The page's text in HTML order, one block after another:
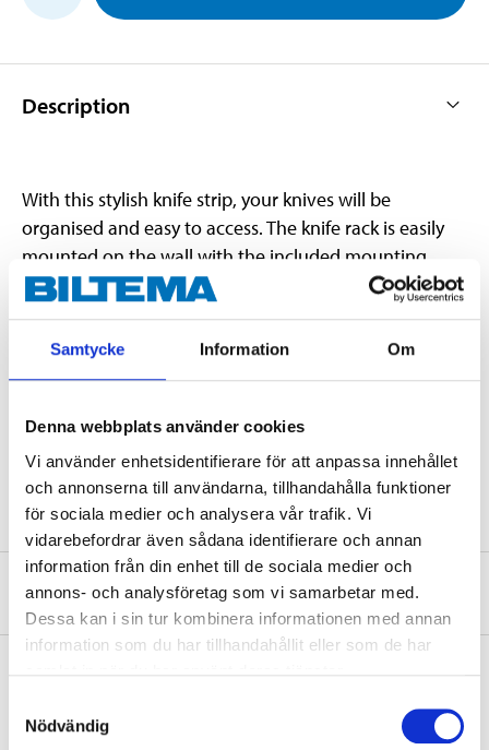
Samtycke Information Om
Denna webbplats använder cookies
Vi använder enhetsidentifierare för att anpassa innehållet
och annonserna till användarna, tillhandahålla funktioner
för sociala medier och analysera vår trafik. Vi
vidarebefordrar även sådana identifierare och annan
information från din enhet till de sociala medier och
annons- och analysföretag som vi samarbetar med.
Dessa kan i sin tur kombinera informationen med annan
information som du har tillhandahållit eller som de har
Nödvändig
Description
With this stylish knife strip, your knives will be
organised and easy to access. The knife rack is easily
mounted on the wall with the included mounting
screw. In stainless steel. Length: 53 cm.
Material
stainless steel
Length
53 cm
About the manufacturer